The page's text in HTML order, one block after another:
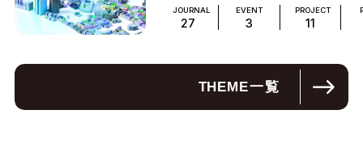
JOURNAL
27
EVENT
3
PROJECT
11
THEME一覧